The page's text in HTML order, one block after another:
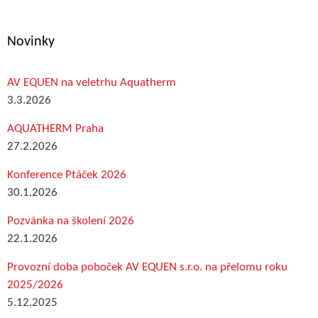
Novinky
AV EQUEN na veletrhu Aquatherm
3.3.2026
AQUATHERM Praha
27.2.2026
Konference Ptáček 2026
30.1.2026
Pozvánka na školení 2026
22.1.2026
Provozní doba poboček AV EQUEN s.r.o. na přelomu roku
2025/2026
5.12.2025